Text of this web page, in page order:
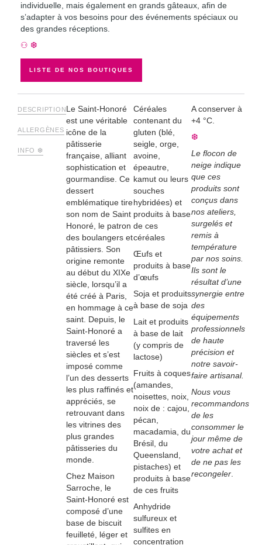
individuelle, mais également en grands gâteaux, afin de
s’adapter à vos besoins pour des événements spéciaux ou
des grandes réceptions.
⚇ ❆
LISTE DE NOS BOUTIQUES
DESCRIPTION
ALLERGÈNES
INFO ❆
Le Saint-Honoré
est une véritable
icône de la
pâtisserie
française, alliant
sophistication et
gourmandise. Ce
dessert
emblématique tire
son nom de Saint
Honoré, le patron
des boulangers et
pâtissiers. Son
origine remonte
au début du XIXe
siècle, lorsqu’il a
été créé à Paris,
en hommage à ce
saint. Depuis, le
Saint-Honoré a
traversé les
siècles et s’est
imposé comme
l’un des desserts
les plus raffinés et
appréciés, se
retrouvant dans
les vitrines des
plus grandes
pâtisseries du
monde.
Chez Maison
Sarroche, le
Saint-Honoré est
composé d’une
base de biscuit
feuilleté, léger et
Céréales
contenant du
gluten (blé,
seigle, orge,
avoine,
épeautre,
kamut ou leurs
souches
hybridées) et
produits à base
de ces
céréales
Œufs et
produits à base
d’œufs
Soja et produits
à base de soja
Lait et produits
à base de lait
(y compris de
lactose)
Fruits à coques
(amandes,
noisettes, noix,
noix de : cajou,
pécan,
macadamia, du
Brésil, du
Queensland,
pistaches) et
produits à base
de ces fruits
Anhydride
sulfureux et
sulfites en
concentration
A conserver à
+4 °C.
❆
Le flocon de
neige indique
que ces
produits sont
conçus dans
nos ateliers,
surgelés et
remis à
température
par nos soins.
Ils sont le
résultat d’une
synergie entre
des
équipements
professionnels
de haute
précision et
notre savoir-
faire artisanal.
Nous vous
recommandons
de les
consommer le
jour même de
votre achat et
de ne pas les
recongeler